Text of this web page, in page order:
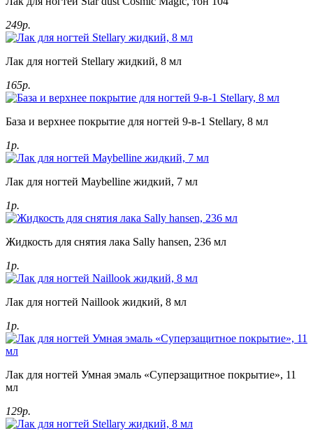
249р.
Лак для ногтей Stellary жидкий, 8 мл
165р.
База и верхнее покрытие для ногтей 9-в-1 Stellary, 8 мл
1р.
Лак для ногтей Maybelline жидкий, 7 мл
1р.
Жидкость для снятия лака Sally hansen, 236 мл
1р.
Лак для ногтей Naillook жидкий, 8 мл
1р.
Лак для ногтей Умная эмаль «Суперзащитное покрытие», 11
мл
129р.